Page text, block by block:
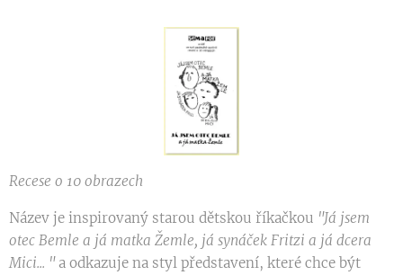
Recese o 10 obrazech
Název je inspirovaný starou dětskou říkačkou "Já jsem
otec Bemle a já matka Žemle, já synáček Fritzi a já dcera
Mici... "a odkazuje na styl představení, které chce být